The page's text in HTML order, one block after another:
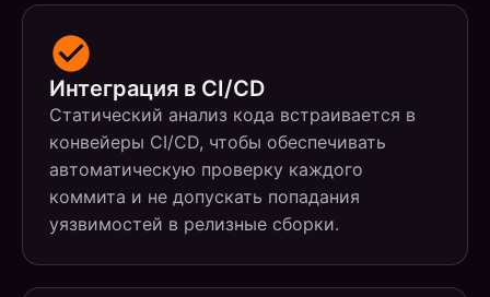
Интеграция в CI/CD
Статический анализ кода встраивается в
конвейеры CI/CD, чтобы обеспечивать
автоматическую проверку каждого
коммита и не допускать попадания
уязвимостей в релизные сборки.